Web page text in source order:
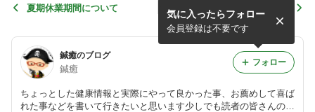
夏期休業期間について
夏は食欲がないのに痩せない
理由
鍼癒のブログ
鍼癒
ちょっとした健康情報と実際にやって良かった事、お薦めして喜ば
れた事などを書いて行きたいと思います少しでも読者の皆さんの健
気に入ったらフォロー
会員登録は不要です
フォロー